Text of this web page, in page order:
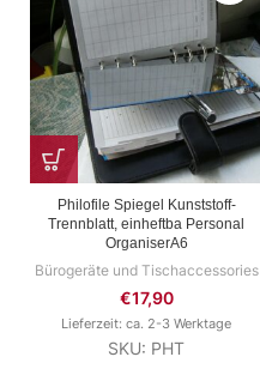
Philofile Spiegel Kunststoff-
Trennblatt, einheftba Personal
OrganiserA6
Bürogeräte und Tischaccessories
€17,90
Lieferzeit: ca. 2-3 Werktage
SKU: PHT